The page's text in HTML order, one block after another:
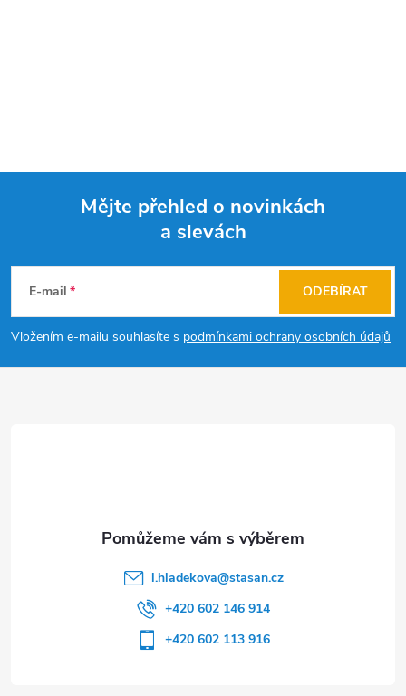
p
a
Mějte přehled o novinkách
a slevách
E-mail
Vložením e-mailu souhlasíte s podmínkami ochrany osobních údajů
ODEBÍRAT
l.hladekova@stasan.cz
+420 602 146 914
+420 602 113 916